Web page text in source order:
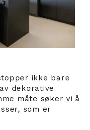
ikke bare
dekorative
måte søker vi å
som er